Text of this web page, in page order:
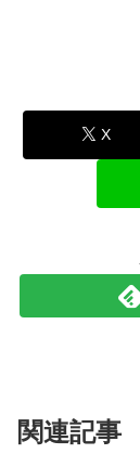
X
関連記事